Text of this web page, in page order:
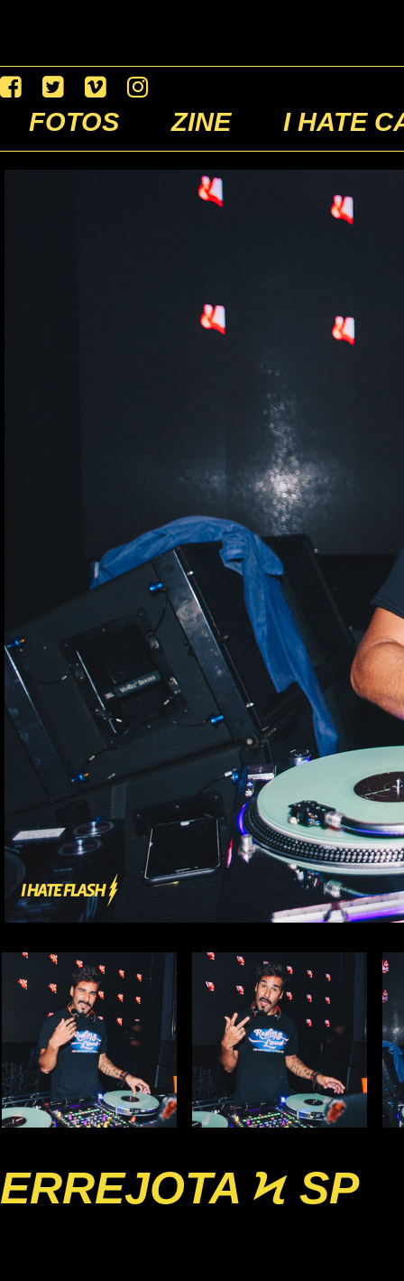
FOTOS ZINE I HATE
ERREJOTA Ϟ SP